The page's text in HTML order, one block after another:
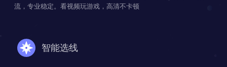
流，专业稳定。看视频玩游戏，高清不卡顿
智能选线